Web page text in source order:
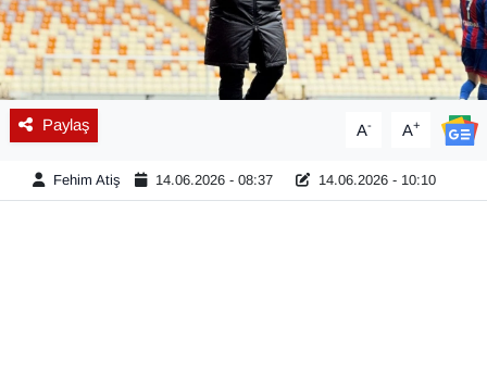
Paylaş A- A+
Fehim Atiş 14.06.2026 - 08:37 14.06.2026 - 10:10
EKONOMİ
Eleman
Emlak
En çok konuşulanlar